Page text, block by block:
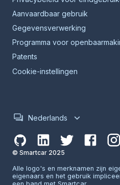
Aanvaardbaar gebruik
Gegevensverwerking
Programma voor
Patents
Cookie-instellingen
Nederlands
© Smartcar 2025
Alle logo's en merknamen zijn
eigenaars en het gebruik